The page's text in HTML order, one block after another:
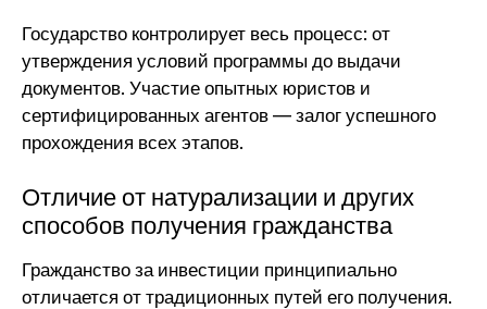
Государство контролирует весь процесс: от
утверждения условий программы до выдачи
документов. Участие опытных юристов и
сертифицированных агентов — залог успешного
прохождения всех этапов.
Отличие от натурализации и других
способов получения гражданства
Гражданство за инвестиции принципиально
отличается от традиционных путей его получения.